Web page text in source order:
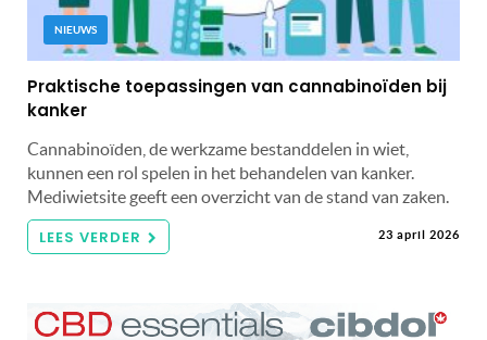
NIEUWS
Praktische toepassingen van cannabinoïden bij
kanker
Cannabinoïden, de werkzame bestanddelen in wiet,
kunnen een rol spelen in het behandelen van kanker.
Mediwietsite geeft een overzicht van de stand van zaken.
LEES VERDER 23 april 2026